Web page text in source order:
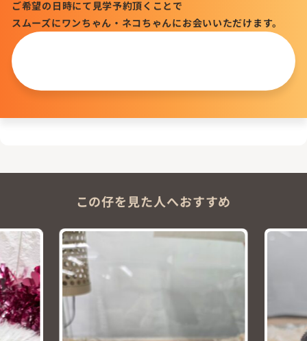
ご希望の日時にて見学予約頂くことで
スムーズにワンちゃん・ネコちゃんにお会いいただけます。
この仔を見た人へおすすめ